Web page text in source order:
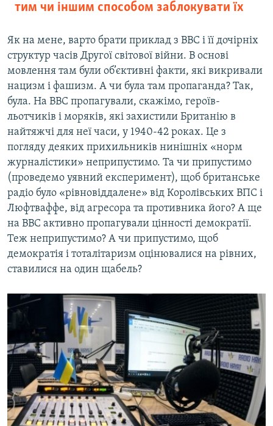
тим чи іншим способом заблокувати їх
Як на мене, варто брати приклад з ВВС і її дочірніх
структур часів Другої світової війни. В основі
мовлення там були об’єктивні факти, які викривали
нацизм і фашизм. А чи була там пропаганда? Так,
була. На ВВС пропагували, скажімо, героїв-
льотчиків і моряків, які захистили Британію в
найтяжчі для неї часи, у 1940-42 роках. Це з
погляду деяких прихильників нинішніх «норм
журналістики» неприпустимо. Та чи припустимо
(проведемо уявний експеримент), щоб британське
радіо було «рівновіддалене» від Королівських ВПС і
Люфтваффе, від агресора та противника його? А ще
на ВВС активно пропагували цінності демократії.
Теж неприпустимо? А чи припустимо, щоб
демократія і тоталітаризм оцінювалися на рівних,
ставилися на один щабель?